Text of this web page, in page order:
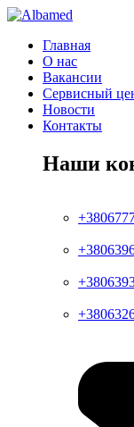
Главная
О нас
Вакансии
Сервисный
Новости
Контакты
Наши